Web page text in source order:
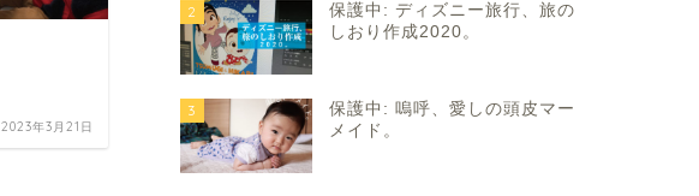
2023年3月21日
親心。
2
保護中: ディズニー旅行、旅の
しおり作成2020。
3
保護中: 嗚呼、愛しの頭皮マー
メイド。